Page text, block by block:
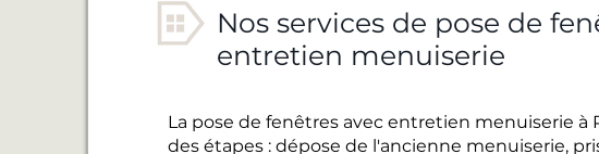
Nos services de pose de
entretien menuiserie
La pose de fenêtres avec entretien menuiserie à
des étapes : dépose de l'ancienne menuiserie,